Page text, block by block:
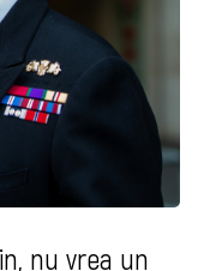
nu vrea un